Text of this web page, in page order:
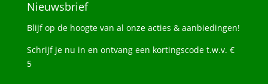
Nieuwsbrief
Blijf op de hoogte van al onze acties & aanbiedingen!
Schrijf je nu in en ontvang een kortingscode t.w.v. €
5